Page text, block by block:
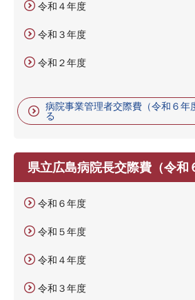
令和４年度
令和３年度
令和２年度
病院事業管理者交際費（令和６年
る
県立広島病院長交際費（令和
令和６年度
令和５年度
令和４年度
令和３年度